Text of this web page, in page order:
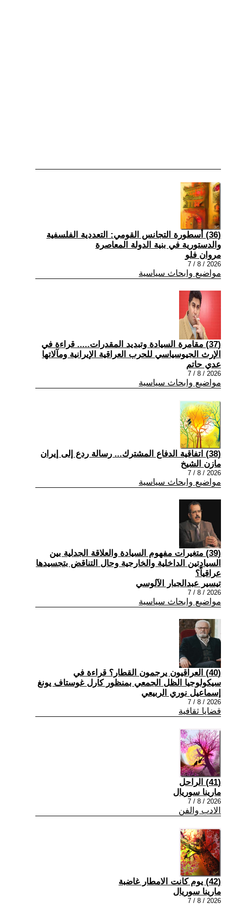
(36) أسطورة التجانس القومي: التعددية الفلسفية
والدستورية في بنية الدولة المعاصرة
مروان فلو
2026 / 8 / 7
مواضيع وابحاث سياسية
(37) مقامرة السيادة وتبديد المقدرات..... قراءة في
الإرث الجيوسياسي للحرب العراقية الإيرانية ومآلاتها
عدي حاتم
2026 / 8 / 7
مواضيع وابحاث سياسية
(38) اتفاقية الدفاع المشترك... رسالة ردع إلى إيران
مازن الشيخ
2026 / 8 / 7
مواضيع وابحاث سياسية
(39) متغيرات مفهوم السيادة والعلاقة الجدلية بين
السيادتين الداخلية والخارجية وحال التناقض بتجسيدها
عراقياً؟
تيسير عبدالجبار الآلوسي
2026 / 8 / 7
مواضيع وابحاث سياسية
(40) العراقيون يرجمون القطار؟ قراءة في
سيكولوجيا الظل الجمعي بمنظور كارل غوستاف يونغ
إسماعيل نوري الربيعي
2026 / 8 / 7
قضايا ثقافية
(41) الراحل
مارينا سوريال
2026 / 8 / 7
الادب والفن
(42) يوم كانت الامطار غاضبة
مارينا سوريال
2026 / 8 / 7